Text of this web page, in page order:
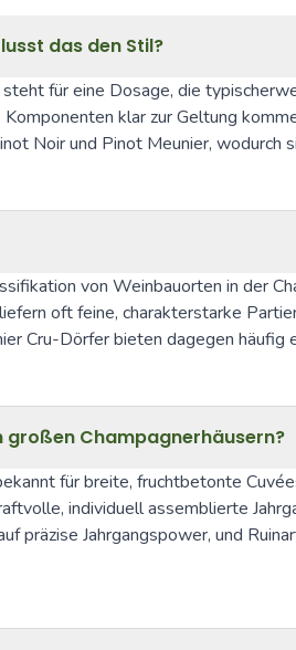
das den Stil?
für eine Dosage, die
klar zur Geltung
Noir und Pinot Meunier,
von Weinbauorten in der
oft feine, charakterstarke
Cru-Dörfer bieten dagegen
großen Champagnerhäusern?
für breite, fruchtbetonte
individuell assemblierte
präzise Jahrgangspower, und